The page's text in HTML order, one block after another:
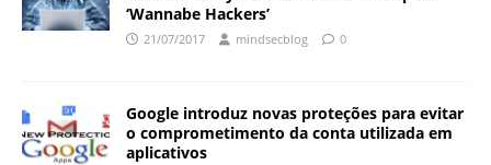
‘Wannabe Hackers’
21/07/2017 mindsecblog 0
Google introduz novas proteções para evitar
o comprometimento da conta utilizada em
aplicativos